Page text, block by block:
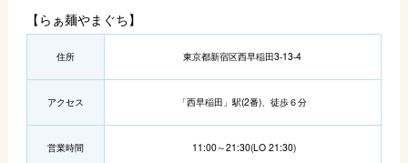
【らぁ麺やまぐち】
住所 東京都新宿区西早稲田3-13-4
アクセス 「西早稲田」駅(2番)、徒歩６分
営業時間 11:00～21:30(LO 21:30)